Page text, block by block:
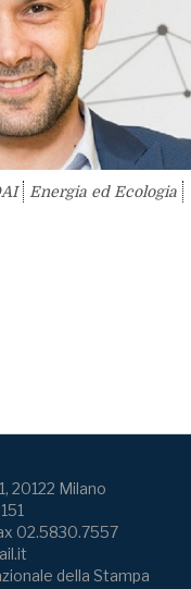
Energia ed Ecologia
20122 Milano
02.5830.7557
della Stampa